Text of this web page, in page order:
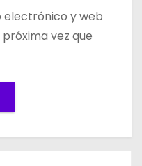
electrónico y web
vez que